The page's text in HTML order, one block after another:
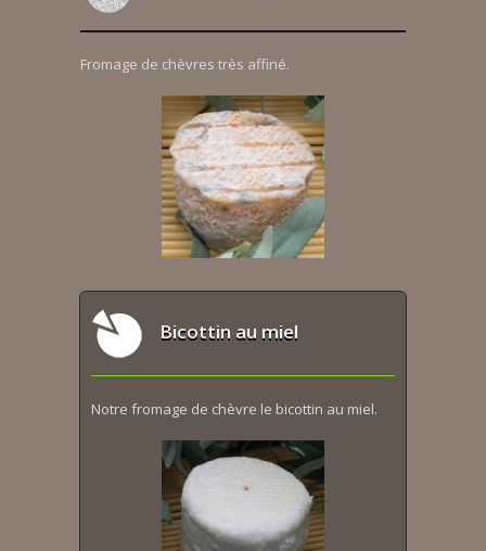
Fromage de chèvres très affiné.
Bicottin au miel
Notre fromage de chèvre le bicottin au miel.